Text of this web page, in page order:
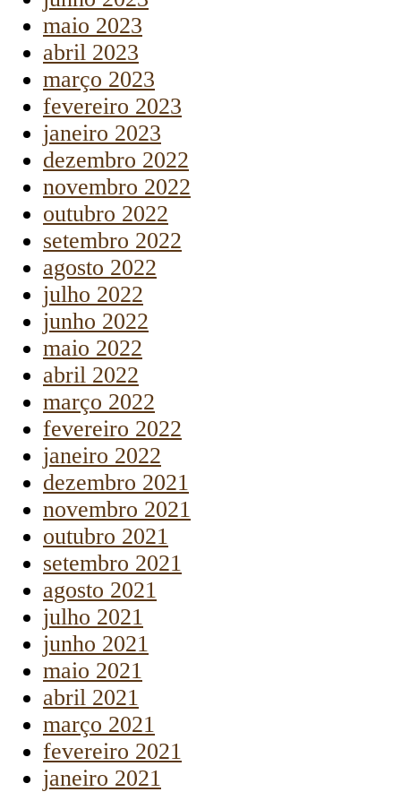
maio 2023
abril 2023
março 2023
fevereiro 2023
janeiro 2023
dezembro 2022
novembro 2022
outubro 2022
setembro 2022
agosto 2022
julho 2022
junho 2022
maio 2022
abril 2022
março 2022
fevereiro 2022
janeiro 2022
dezembro 2021
novembro 2021
outubro 2021
setembro 2021
agosto 2021
julho 2021
junho 2021
maio 2021
abril 2021
março 2021
fevereiro 2021
janeiro 2021